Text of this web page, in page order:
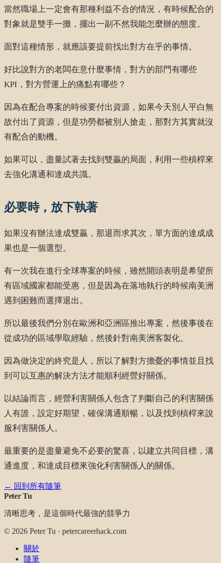
當然職場上一定會有那種利益不合的情況，有時候配合的
對象就是雙手一攤，擺出一副不然我能怎麼辦的態度。
面對這種情形，就應該要提前找出對方在乎的事情。
好比說對方的老闆在意什麼事情，對方的部門有哪些
KPI，對方營運上的痛點有哪些？
因為在配合專案的時候要付出資源，如果今天別人平白無
故付出了資源，但是功勞都被別人搶走，那對方其實就沒
有配合的動機。
如果可以，盡量試著去找到雙贏的局面，利用一些槓桿來
去強化溝通和達成共識。
必要時，放下執著
如果沒有辦法達成雙贏，那退而求其次，單方面的達成成
果也是一個選型。
有一次我在進行全球專案的時候，雖然開頭表明是希望所
有區域國家都能受惠，但是因為在落地執行的時候南美洲
遇到困難而選擇退出。
所以最後我們分別在歐洲和亞洲區推出專案，然後事後在
從成功的區域學取經驗，然後針對南美洲客製化。
因為做決定的終究是人，所以了解對方擔憂的事情並且找
到可以互惠的解決方法才能順利經營好關係。
以結論而言，經營利害關係人包含了判斷自己的利害關係
人有誰，設定好期望，確保溝通順暢，以及找到槓桿來說
服利害關係人。
最重要的是盡量避免不必要的驚喜，以建立共同目標，溝
通進度，和達成目標來強化利害關係人的關係。
← 回到所有隨筆
Peter Tu
清晰思考，是這個時代最強的競爭力
© 2026 Peter Tu · petercareerhack.com
關於
隨筆